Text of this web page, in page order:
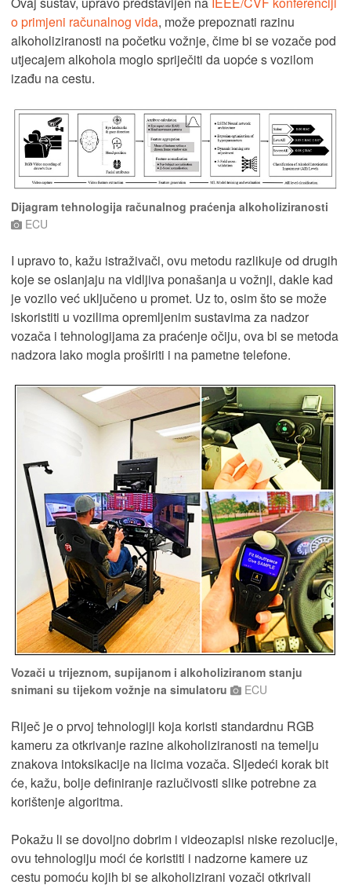
o primjeni računalnog vida, može prepoznati razinu
alkoholiziranosti na početku vožnje, čime bi se vozače pod
utjecajem alkohola moglo spriječiti da uopće s vozilom
izađu na cestu.
Dijagram tehnologija računalnog praćenja alkoholiziranosti
ECU
I upravo to, kažu istraživači, ovu metodu razlikuje od drugih
koje se oslanjaju na vidljiva ponašanja u vožnji, dakle kad
je vozilo već uključeno u promet. Uz to, osim što se može
iskoristiti u vozilima opremljenim sustavima za nadzor
vozača i tehnologijama za praćenje očiju, ova bi se metoda
nadzora lako mogla proširiti i na pametne telefone.
Vozači u trijeznom, supijanom i alkoholiziranom stanju
snimani su tijekom vožnje na simulatoru
ECU
Riječ je o prvoj tehnologiji koja koristi standardnu ​​RGB
kameru za otkrivanje razine alkoholiziranosti na temelju
znakova intoksikacije na licima vozača. Sljedeći korak bit
će, kažu, bolje definiranje razlučivosti slike potrebne za
korištenje algoritma.
Pokažu li se dovoljno dobrim i videozapisi niske rezolucije,
ovu tehnologiju moći će koristiti i nadzorne kamere uz
cestu pomoću kojih bi se alkoholizirani vozači otkrivali